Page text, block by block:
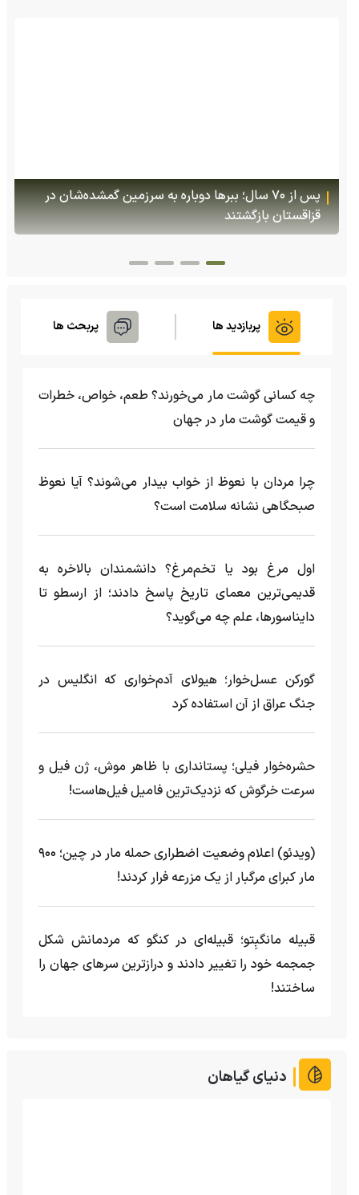
(ویدئو +16) تصاویری هولناک از یک سگ با فَک کاملا
شکسته؛ ادامه زندگی سگ فقط با یک فک
پربازدید ها پربحث ها
چه کسانی گوشت مار می‌خورند؟ طعم، خواص، خطرات
و قیمت گوشت مار در جهان
چرا مردان با نعوظ از خواب بیدار می‌شوند؟ آیا نعوظ
صبحگاهی نشانه سلامت است؟
اول مرغ بود یا تخم‌مرغ؟ دانشمندان بالاخره به
قدیمی‌ترین معمای تاریخ پاسخ دادند؛ از ارسطو تا
دایناسورها، علم چه می‌گوید؟
گورکن عسل‌خوار؛ هیولای آدم‌خواری که انگلیس در
جنگ عراق از آن استفاده کرد
حشره‌خوار فیلی؛ پستانداری با ظاهر موش، ژن فیل و
سرعت خرگوش که نزدیک‌ترین فامیل فیل‌هاست!
(ویدئو) اعلام وضعیت اضطراری حمله مار‌ در چین؛ ۹۰۰
مار کبرای مرگبار از یک مزرعه‌ فرار کردند!
قبیله مانگبِتو؛ قبیله‌ای در کنگو که مردمانش شکل
جمجمه خود را تغییر دادند و درازترین سرهای جهان را
ساختند!
دنیای گیاهان